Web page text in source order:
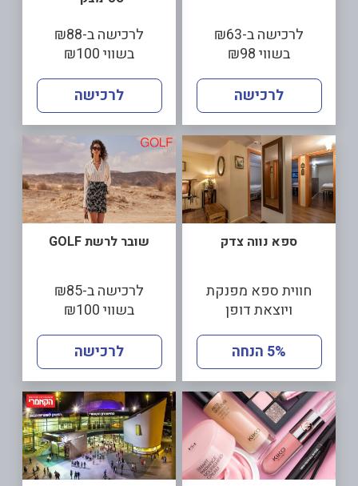
לרכישה ב-₪63
בשווי ₪98
לרכישה
לרכישה ב-₪88
בשווי ₪100
לרכישה
ספא נווה צדק
חווית ספא מפנקת
ויוצאת דופן
5% הנחה
שובר לרשת GOLF
לרכישה ב-₪85
בשווי ₪100
לרכישה